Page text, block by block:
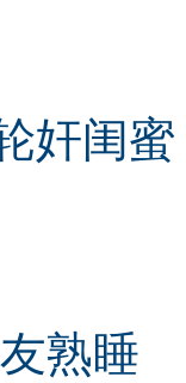
奸闺蜜
熟睡